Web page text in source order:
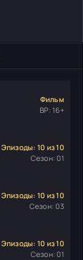
Фильм
ВР: 16+
Эпизоды: 10 из 10
Сезон: 01
Эпизоды: 10 из 10
Сезон: 03
Эпизоды: 10 из 10
Сезон: 01